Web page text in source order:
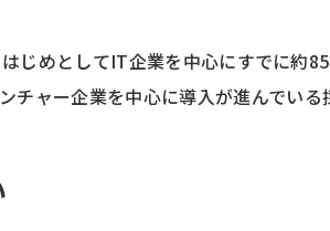
じめとしてIT企業を中心にすでに約
ャー企業を中心に導入が進んでいる